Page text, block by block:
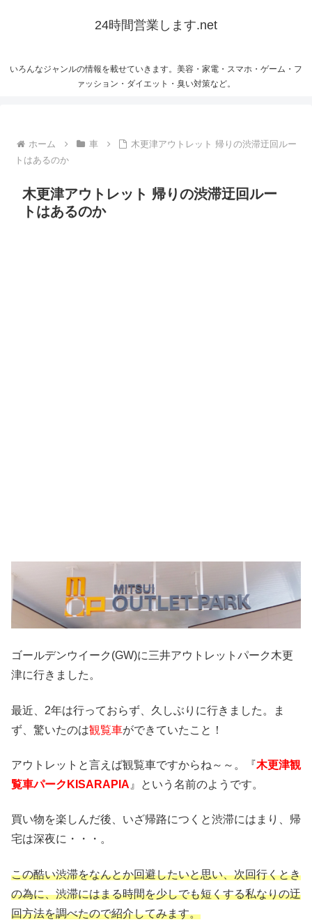
24時間営業します.net
いろんなジャンルの情報を載せていきます。美容・家電・スマホ・ゲーム・フ
ァッション・ダイエット・臭い対策など。
ホーム 車
木更津アウトレット 帰りの渋滞迂回ルー
トはあるのか
木更津アウトレット 帰りの渋滞迂回ルー
トはあるのか
ゴールデンウイーク(GW)に三井アウトレットパーク木更
津に行きました。
最近、2年は行っておらず、久しぶりに行きました。ま
ず、驚いたのは観覧車ができていたこと！
アウトレットと言えば観覧車ですからね～～。『木更津観
覧車パークKISARAPIA 』という名前のようです。
買い物を楽しんだ後、いざ帰路につくと渋滞にはまり、帰
宅は深夜に・・・。
この酷い渋滞をなんとか回避したいと思い、次回行くとき
の為に、渋滞にはまる時間を少しでも短くする私なりの迂
回方法を調べたので紹介してみます。